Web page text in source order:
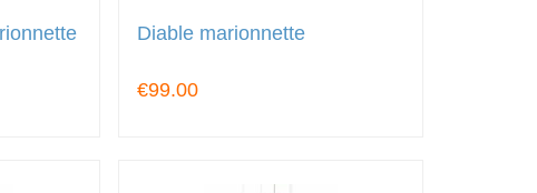
Diable marionnette
€99.00